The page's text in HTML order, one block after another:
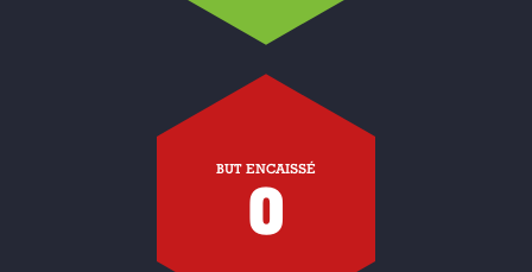
BUT ENCAISSÉ
0